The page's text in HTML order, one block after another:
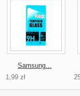
Samsung...
1,99 zł